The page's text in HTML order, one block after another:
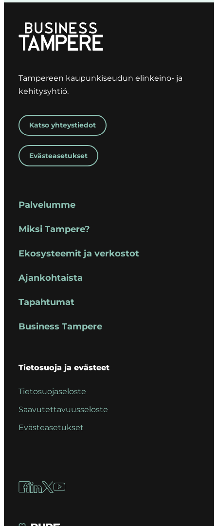
Tampereen kaupunkiseudun elinkeino- ja
kehitysyhtiö.
Katso yhteystiedot
Evästeasetukset
Palvelumme
Miksi Tampere?
Ekosysteemit ja verkostot
Ajankohtaista
Tapahtumat
Business Tampere
Tietosuoja ja evästeet
Tietosuojaseloste
Saavutettavuusseloste
Evästeasetukset
Facebook
LinkedIn
X YouTube